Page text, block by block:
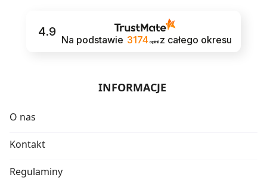
4.9
Na podstawie 3174 opinii z całego okresu
INFORMACJE
O nas
Kontakt
Regulaminy